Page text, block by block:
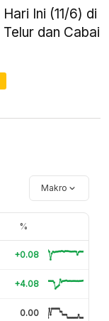
Ini (11/6) di
dan Cabai
Makro
%
+0.08
+4.08
0.00